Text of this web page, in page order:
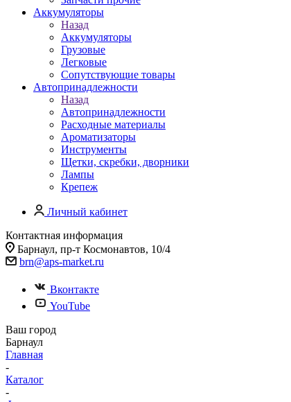
Аккумуляторы
Назад
Аккумуляторы
Грузовые
Легковые
Сопутствующие товары
Автопринадлежности
Назад
Автопринадлежности
Расходные материалы
Ароматизаторы
Инструменты
Щетки, скребки, дворники
Лампы
Крепеж
Личный кабинет
Контактная информация
Барнаул, пр-т Космонавтов, 10/4
brn@aps-market.ru
Вконтакте
YouTube
Ваш город
Барнаул
Главная
-
Каталог
-